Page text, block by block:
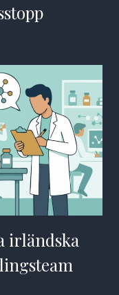
irländska